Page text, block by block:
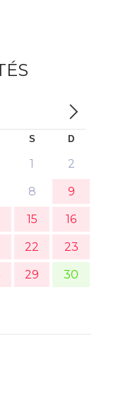
S D
1 2
8 9
15 16
22 23
29 30